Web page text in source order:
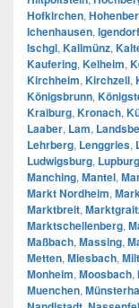
Hofkirchen,
Ichenhausen, Igendorf
Ischgl, Kallmünz,
Kaufering, Kelheim,
Kirchheim, Kirchzell,
Königsbrunn,
Kraiburg, Kronach,
Laaber, Lam,
Lehrberg, Lenggries,
Ludwigsburg, Lupburg
Manching, Mantel,
Markt Nordheim,
Marktbreit,
Marktschellenberg,
Maßbach, Massing,
Metten, Miesbach,
Monheim, Moosbach,
Muenchen,